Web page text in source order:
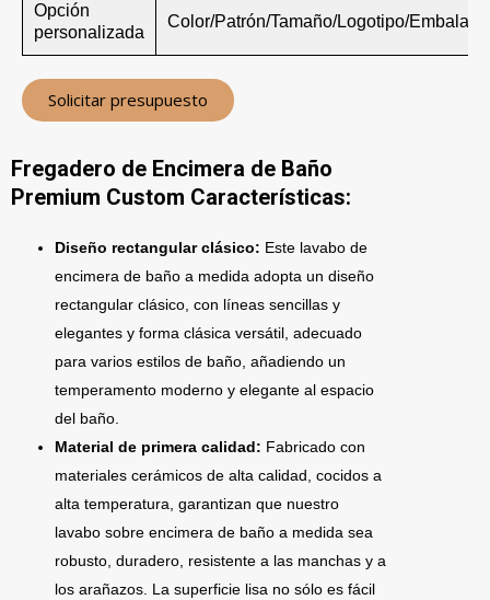
Opción
personalizada
Color/Patrón/Tamaño/Logotipo/Embalaje
Solicitar presupuesto
Fregadero de Encimera de Baño
Premium Custom Características:
Diseño rectangular clásico: Este lavabo de
encimera de baño a medida adopta un diseño
rectangular clásico, con líneas sencillas y
elegantes y forma clásica versátil, adecuado
para varios estilos de baño, añadiendo un
temperamento moderno y elegante al espacio
del baño.
Material de primera calidad: Fabricado con
materiales cerámicos de alta calidad, cocidos a
alta temperatura, garantizan que nuestro
lavabo sobre encimera de baño a medida sea
robusto, duradero, resistente a las manchas y a
los arañazos. La superficie lisa no sólo es fácil